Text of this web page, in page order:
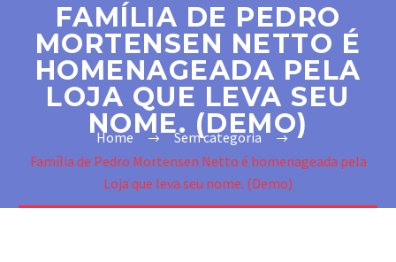
FAMÍLIA DE PEDRO
MORTENSEN NETTO É
HOMENAGEADA PELA
LOJA QUE LEVA SEU
NOME. (DEMO)
Home
Sem categoria
Família de Pedro Mortensen Netto é homenageada pela
Loja que leva seu nome. (Demo)